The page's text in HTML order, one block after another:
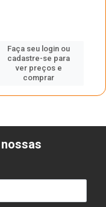
Faça seu login ou
cadastre-se para
ver preços e
comprar